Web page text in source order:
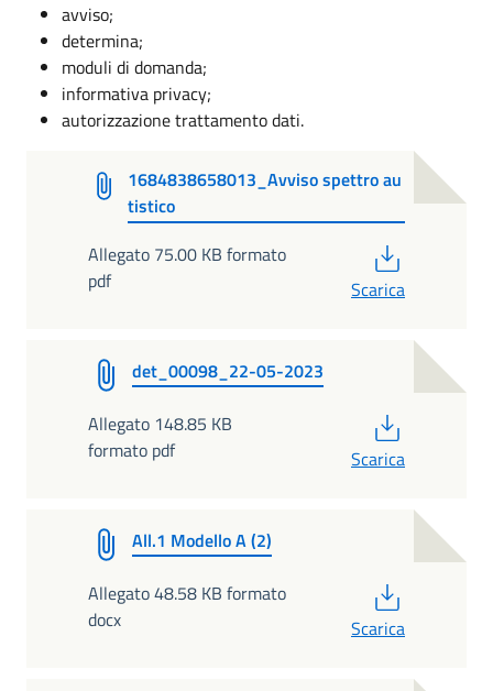
avviso;
determina;
moduli di domanda;
informativa privacy;
autorizzazione trattamento dati.
1684838658013_Avviso spettro au
tistico
Allegato 75.00 KB formato
pdf
Scarica
det_00098_22-05-2023
Allegato 148.85 KB
formato pdf
Scarica
All.1 Modello A (2)
Allegato 48.58 KB formato
docx
Scarica